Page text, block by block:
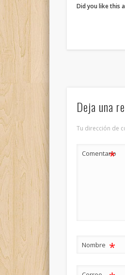
Did you like this
Deja una
Tu dirección de
Comentario
*
Nombre *